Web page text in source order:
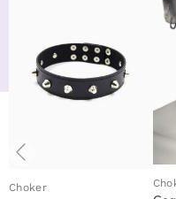
Choker